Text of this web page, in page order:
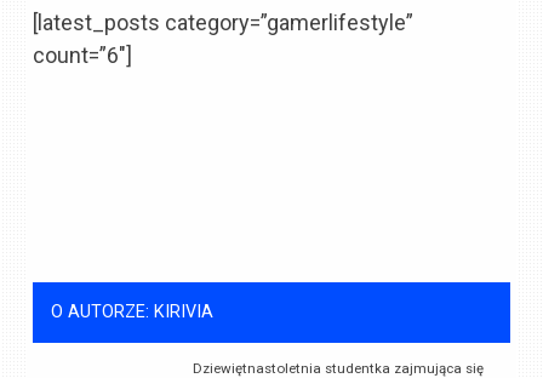
[latest_posts category=”gamerlifestyle”
count=”6″]
O AUTORZE: KIRIVIA
Dziewiętnastoletnia studentka zajmująca się